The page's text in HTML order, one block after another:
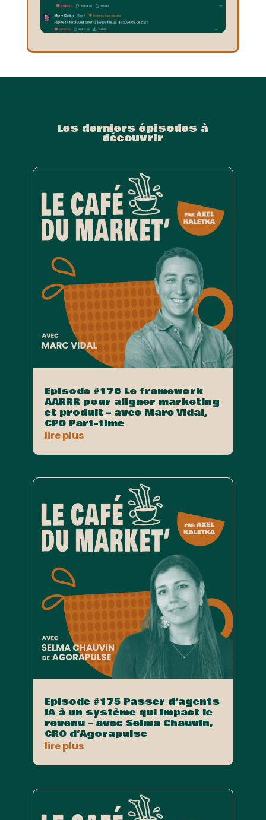
Les derniers épisodes à
découvrir
Episode #176 Le framework
AARRR pour aligner marketing
et produit – avec Marc Vidal,
CPO Part-time
lire plus
Episode #175 Passer d’agents
IA à un système qui impact le
revenu – avec Selma Chauvin,
CRO d’Agorapulse
lire plus